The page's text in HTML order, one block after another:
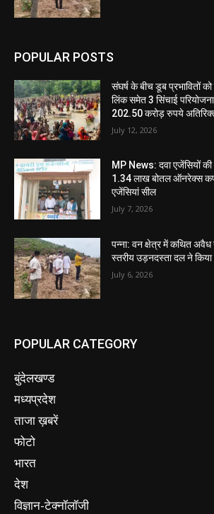
POPULAR POSTS
संघर्ष के बीच डूब प्रभावितों
लिंक समेत 3 सिंचाई
202.50 करोड़ रुपये
July 12, 2026
MP News: दवा एजेंसियों
1.34 लाख बोतल ऑनरेक्स कफ
एजेंसियां सील
July 7, 2026
पन्ना: वन क्षेत्र में कथित
स्तरीय उड़नदस्ता दल ने किया
July 6, 2026
POPULAR CATEGORY
बुंदेलखण्ड
मध्यप्रदेश
ताजा ख़बरें
फोटो
भारत
देश
विज्ञान-टेक्नॉलॉजी